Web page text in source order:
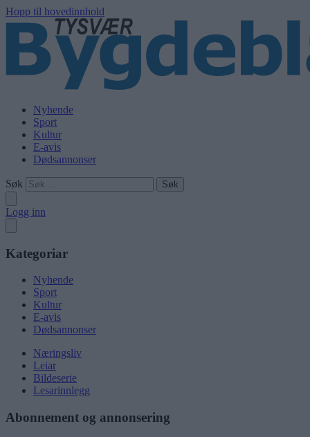
Hopp til hovedinnhold
Nyhende
Sport
Kultur
E-avis
Dødsannonser
Søk
Logg inn
Kategoriar
Nyhende
Sport
Kultur
E-avis
Dødsannonser
Næringsliv
Leiar
Bildeserie
Lesarinnlegg
Abonnement og annonsering